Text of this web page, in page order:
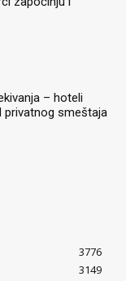
– hoteli
privatnog smeštaja
3776
3149